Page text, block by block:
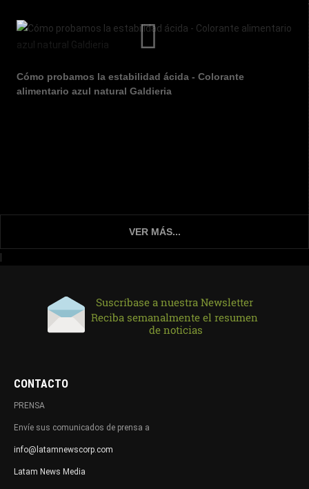
Cómo probamos la estabilidad ácida - Colorante
alimentario azul natural Galdieria
VER MÁS...
CONTACTO
PRENSA
Envíe sus comunicados de prensa a
info@latamnewscorp.com
Latam News Media